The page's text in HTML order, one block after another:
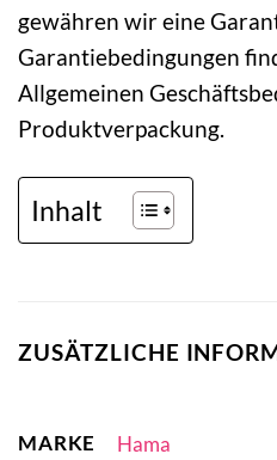
gewähren wir eine
Garantiebedingungen
Allgemeinen
Produktverpackung.
Inhalt
ZUSÄTZLICHE
MARKE Hama